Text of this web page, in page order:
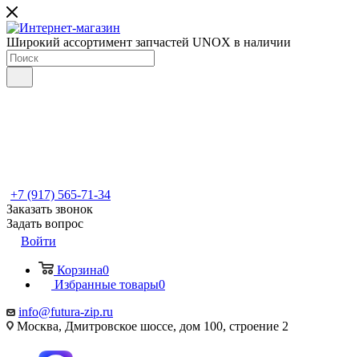
Широкий ассортимент запчастей UNOX в наличии
+7 (917) 565-71-34
Заказать звонок
Задать вопрос
Войти
Корзина0
Избранные товары0
info@futura-zip.ru
Москва, Дмитровское шоссе, дом 100, строение 2